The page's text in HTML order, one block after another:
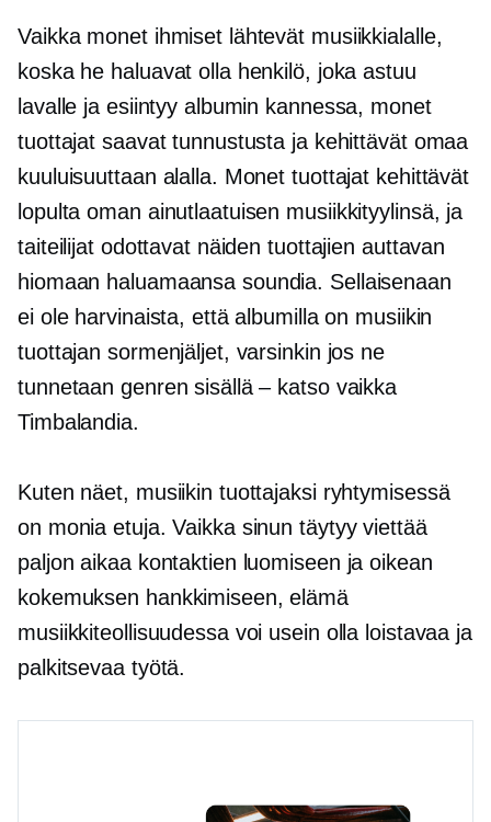
Vaikka monet ihmiset lähtevät musiikkialalle,
koska he haluavat olla henkilö, joka astuu
lavalle ja esiintyy albumin kannessa, monet
tuottajat saavat tunnustusta ja kehittävät omaa
kuuluisuuttaan alalla. Monet tuottajat kehittävät
lopulta oman ainutlaatuisen musiikkityylinsä, ja
taiteilijat odottavat näiden tuottajien auttavan
hiomaan haluamaansa soundia. Sellaisenaan
ei ole harvinaista, että albumilla on musiikin
tuottajan sormenjäljet, varsinkin jos ne
tunnetaan genren sisällä – katso vaikka
Timbalandia.
Kuten näet, musiikin tuottajaksi ryhtymisessä
on monia etuja. Vaikka sinun täytyy viettää
paljon aikaa kontaktien luomiseen ja oikean
kokemuksen hankkimiseen, elämä
musiikkiteollisuudessa voi usein olla loistavaa ja
palkitsevaa työtä.